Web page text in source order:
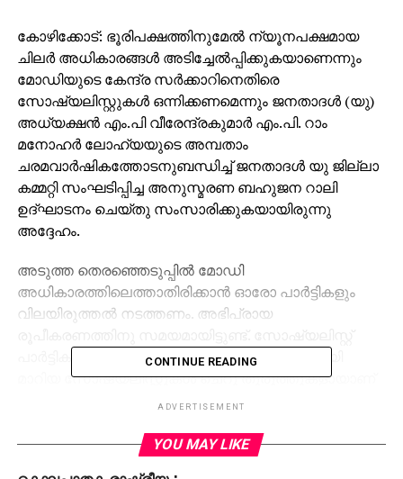
കോഴിക്കോട്: ഭൂരിപക്ഷത്തിനുമേല്‍ ന്യൂനപക്ഷമായ
ചിലര്‍ അധികാരങ്ങള്‍ അടിച്ചേല്‍പ്പിക്കുകയാണെന്നും
മോഡിയുടെ കേന്ദ്ര സര്‍ക്കാറിനെതിരെ
സോഷ്യലിസ്റ്റുകള്‍ ഒന്നിക്കണമെന്നും ജനതാദള്‍ (യു)
അധ്യക്ഷന്‍ എം.പി വീരേന്ദ്രകുമാര്‍ എം.പി. റാം
മനോഹര്‍ ലോഹ്യയുടെ അമ്പതാം
ചരമവാര്‍ഷികത്തോടനുബന്ധിച്ച് ജനതാദള്‍ യു ജില്ലാ
കമ്മറ്റി സംഘടിപ്പിച്ച അനുസ്മരണ ബഹുജന റാലി
ഉദ്ഘാടനം ചെയ്തു സംസാരിക്കുകയായിരുന്നു
അദ്ദേഹം.
അടുത്ത തെരഞ്ഞെടുപ്പില്‍ മോഡി
അധികാരത്തിലെത്താതിരിക്കാന്‍ ഓരോ പാര്‍ട്ടികളും
വിലയിരുത്തല്‍ നടത്തണം. അഭിപ്രായ
പാര്‍ട്ടികള്‍ ഒന്നിക്കണം. പ്രാദേശിക നേതാക്കളായി
മാറിയ സോഷ്യലിസ്റ്റുകള്‍ ചെറു തുരുത്തുകളായാണ്
നിലകൊള്ളുന്നത്. അവ ഒറ്റ സമുദ്രമായി മാറണം.
വിലയിരുത്തണം. രാഷ്ട്രീയ ഇച്ഛാശക്തി
CONTINUE READING
ADVERTISEMENT
YOU MAY LIKE